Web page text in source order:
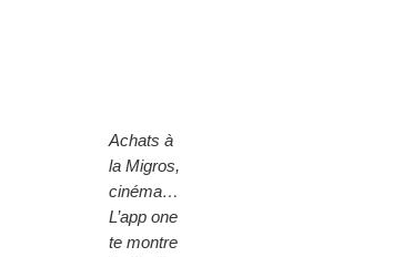
Achats à
la Migros,
cinéma…
L’app one
te montre